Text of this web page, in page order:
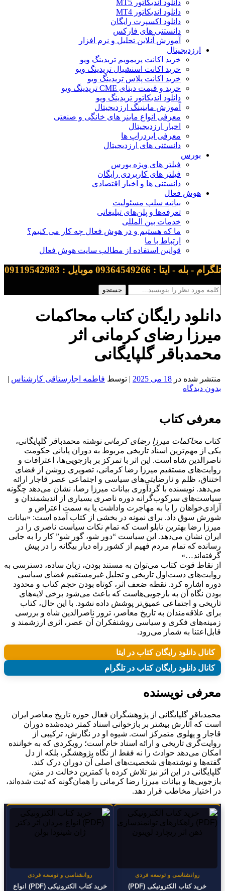
دانلود اندیکاتور MT5
دانلود اندیکاتور MT4
دانلود اکسپرت رایگان
دانستنی های فارکس
آموزش آنلاین تحلیل و نرم افزار
ارزدیجیتال
خرید اکانت پریمویم تریدینگ ویو
خرید اکانت اسنشیال تریدینگ ویو
خرید اکانت پلاس تریدینگ ویو
خرید و قیمت دیتای CME تریدینگ ویو
دانلود اندیکاتور تریدینگ ویو
آموزش ماینینگ ارزدیجیتال
معرفی انواع ماینر های خانگی و صنعتی
اخبار ارزدیجیتال
معرفی ایردراپ ها
دانستنی های ارزدیجیتال
بورس
فیلتر های ویژه بورس
فیلتر های کاربردی رایگان
دانستنی ها و اخبار اقتصادی
هوش فعال
بیانیه سلب مسئولیت
تعرفه‌ها و پلن‌های تبلیغاتی
خدمات بین المللی
ما که هستیم و در هوش فعال چه کار می کنیم؟
ارتباط با ما
قوانین استفاده از مطالب سایت هوش فعال
تلگرام - بله - ایتا : 09364549266 موبایل : 09119542983
دانلود رایگان کتاب محاکمات
میرزا رضای کرمانی اثر
محمدباقر گلپایگانی
منتشر شده در 18 می 2025 | توسط فاطمه اجارستاقی کارشناس |
بدون دیدگاه
معرفی کتاب
کتاب محاکمات میرزا رضای کرمانی نوشته محمدباقر گلپایگانی،
یکی از مهم‌ترین اسناد تاریخی مربوط به دوران پایانی حکومت
ناصرالدین شاه است. این اثر با تمرکز بر بازجویی‌ها، اعترافات و
روایت‌های مستقیم میرزا رضا کرمانی، تصویری روشن از فضای
اختناق، ظلم و نارضایتی‌های سیاسی و اجتماعی عصر قاجار ارائه
می‌دهد. نویسنده با گردآوری بیانات میرزا رضا، نشان می‌دهد چگونه
سیاست‌های سرکوب‌گرانه دوره ناصری بسیاری از اندیشمندان و
آزادی‌خواهان را یا به مهاجرت واداشت یا به سمت اعتراض و
شورش سوق داد. برای نمونه در بخشی از کتاب آمده است: «بیانات
میرزا رضا بهترین تابلو است که تمام نکات سیاست ناصری را در
ایران نشان می‌دهد. این سیاست “دور شو، گور شو” کار را به جایی
رسانده که تمام مردم فهیم از کشور راه دیار بیگانه را در پیش
گرفته‌اند…»
از نقاط قوت کتاب می‌توان به مستند بودن، زبان ساده، دسترسی به
روایت‌های دست‌اول تاریخی و تحلیل غیرمستقیم فضای سیاسی
دوره اشاره کرد. نقطه ضعف اثر، کوتاه بودن حجم کتاب و محدود
بودن نگاه آن به بازجویی‌هاست که باعث می‌شود برخی لایه‌های
تاریخی و اجتماعی عمیق‌تر پوشش داده نشود. با این حال، کتاب
برای علاقه‌مندان به تاریخ معاصر، ترور ناصرالدین شاه و بررسی
زمینه‌های فکری و سیاسی روشنفکران آن عصر، اثری ارزشمند و
قابل‌اعتنا به شمار می‌رود.
کانال دانلود رایگان کتاب در ایتا
کانال دانلود رایگان کتاب در تلگرام
معرفی نویسنده
محمدباقر گلپایگانی از پژوهشگران فعال حوزه تاریخ معاصر ایران
است که آثارش بیشتر بر بازخوانی اسناد کمتر دیده‌شده دوران
قاجار و پهلوی متمرکز است. شیوه او در نگارش، ترکیبی از
روایت‌گری تاریخی و ارائه اسناد خام است؛ رویکردی که به خواننده
امکان می‌دهد حوادث را نه فقط از نگاه پژوهشگر، بلکه از دل
گفته‌ها و نوشته‌های شخصیت‌های اصلی آن دوران درک کند.
گلپایگانی در این اثر نیز تلاش کرده با کمترین دخالت در متن،
بازجویی‌ها و بیانات میرزا رضا کرمانی را همان‌گونه که ثبت شده‌اند،
در اختیار مخاطب قرار دهد.
روانشناسی و توسعه فردی
خرید کتاب الکترونیکی (PDF)
روانشناسی و توسعه فردی
خرید کتاب الکترونیکی (PDF) انواع